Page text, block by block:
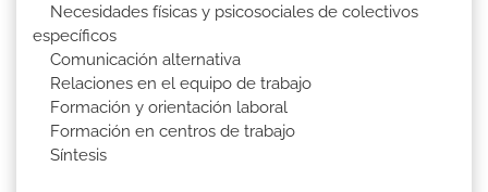
Necesidades físicas y psicosociales de colectivos
específicos
Comunicación alternativa
Relaciones en el equipo de trabajo
Formación y orientación laboral
Formación en centros de trabajo
Síntesis